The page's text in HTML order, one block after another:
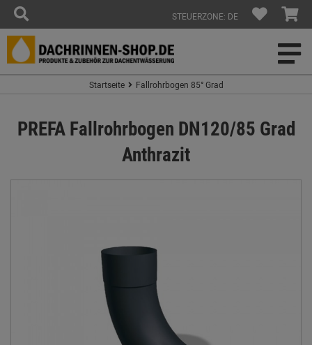
STEUERZONE: DE
Startseite Fallrohrbogen 85° Grad
PREFA Fallrohrbogen DN120/85 Grad
Anthrazit